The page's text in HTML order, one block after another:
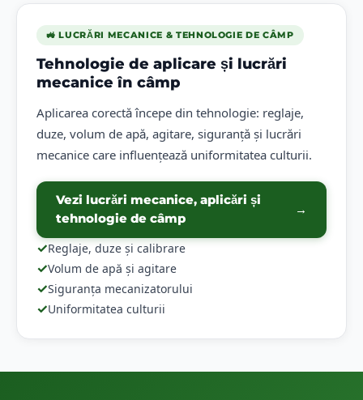
🚜 LUCRĂRI MECANICE & TEHNOLOGIE DE CÂMP
Tehnologie de aplicare și lucrări
mecanice în câmp
Aplicarea corectă începe din tehnologie: reglaje,
duze, volum de apă, agitare, siguranță și lucrări
mecanice care influențează uniformitatea culturii.
Vezi lucrări mecanice, aplicări și
tehnologie de câmp
→
✓Reglaje, duze și calibrare
✓Volum de apă și agitare
✓Siguranța mecanizatorului
✓Uniformitatea culturii